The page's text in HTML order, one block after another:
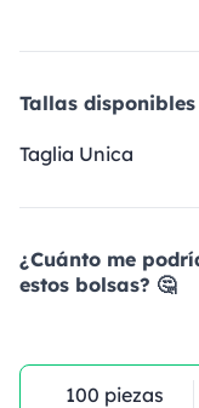
Tallas disponibles
Taglia Unica
¿Cuánto me
estos bolsas? 🤔
100 piezas